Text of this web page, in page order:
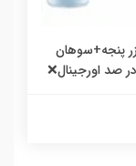
پنجه+سوهان